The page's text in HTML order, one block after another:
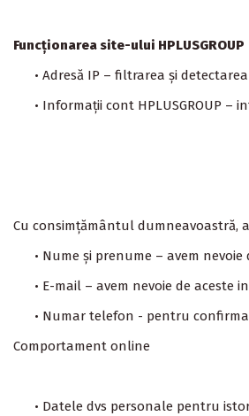
Funcționarea site-ului HPLUSGROUP
• Adresă IP – filtrarea și
• Informații cont HPLUSGROUP –
Cu consimțământul dumneavoastră,
• Nume și prenume – avem
• E-mail – avem nevoie de
• Numar telefon - pentru
Comportament online
• Datele dvs personale pentru